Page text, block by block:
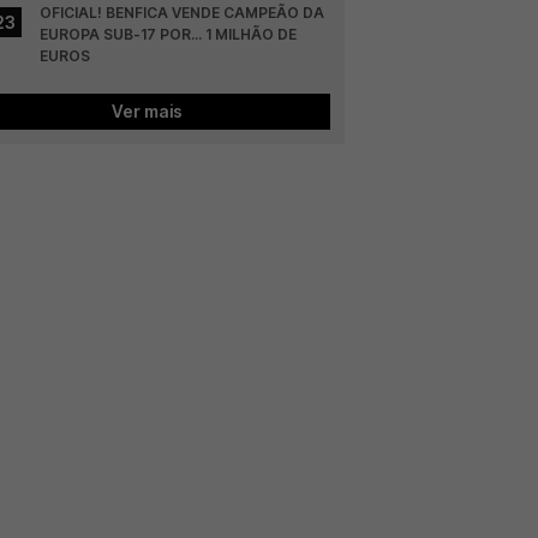
OFICIAL! BENFICA VENDE CAMPEÃO DA
EUROPA SUB-17 POR... 1 MILHÃO DE
EUROS
Ver mais